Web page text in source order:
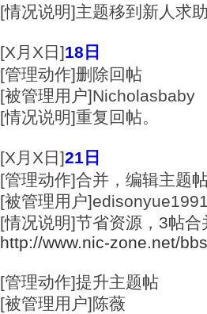
[情况说明]主题移到新人求
[X月X日]18日
[管理动作]删除回帖
[被管理用户]Nicholasbaby
[情况说明]重复回帖。
[X月X日]21 日
[管理动作]合并，编辑主题
[被管理用户
[情况说明]节省资源，3帖合
http://www.nic-zone.net/
[管理动作]提升主题帖
[被管理用户]陈薇